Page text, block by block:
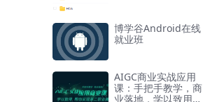
博学谷Android在线
就业班
AIGC商业实战应用
课：手把手教学，商
业落地，学以致用，